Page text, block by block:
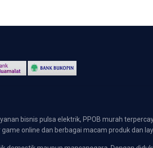
bisnis pulsa elektrik, PPOB murah
game online dan berbagai macam produk dan